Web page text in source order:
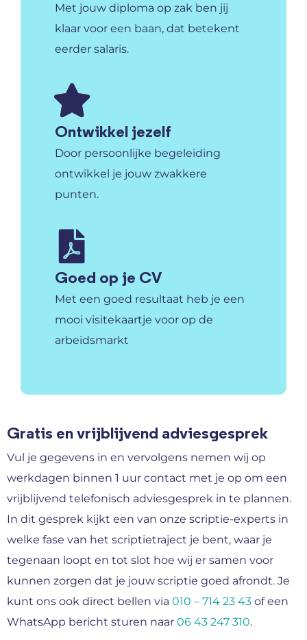
Met jouw diploma op zak ben jij
klaar voor een baan, dat betekent
eerder salaris.
Ontwikkel jezelf
Door persoonlijke begeleiding
ontwikkel je jouw zwakkere
punten.
Goed op je CV
Met een goed resultaat heb je een
mooi visitekaartje voor op de
arbeidsmarkt
Gratis en vrijblijvend adviesgesprek
Vul je gegevens in en vervolgens nemen wij op
werkdagen binnen 1 uur contact met je op om een
vrijblijvend telefonisch adviesgesprek in te plannen.
In dit gesprek kijkt een van onze scriptie-experts in
welke fase van het scriptietraject je bent, waar je
tegenaan loopt en tot slot hoe wij er samen voor
kunnen zorgen dat je jouw scriptie goed afrondt. Je
kunt ons ook direct bellen via 010 – 714 23 43 of een
WhatsApp bericht sturen naar 06 43 247 310.